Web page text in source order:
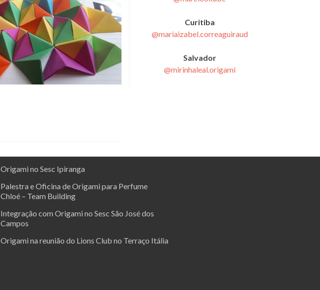
Curitiba
@mariaizabel.correaguiraud
Salvador
@mirinhaleal.origami
Origami no Sesc Ipiranga
Palestra e Oficina de Origami para Perfume
Chloé – Team Building
Integração com Origami no Sesc São José dos
Campos
Origami na reunião do Lions Club no Terraço Itália